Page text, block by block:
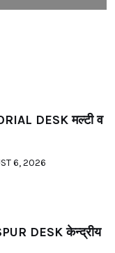
DESK मल्टी व
6, 2026
DESK केन्द्रीय